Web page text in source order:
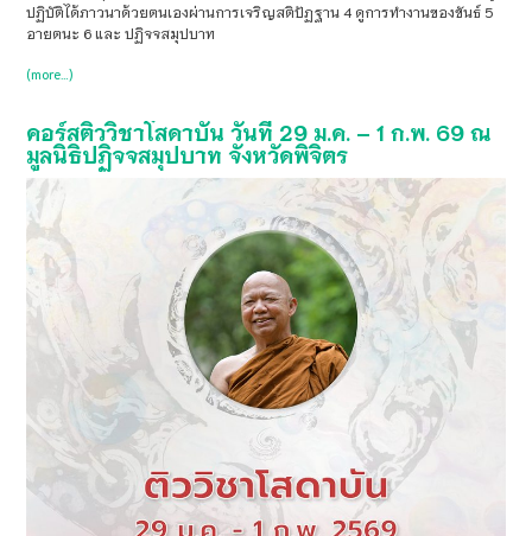
ปฏิบัติได้ภาวนาด้วยตนเองผ่านการเจริญสติปัฏฐาน 4 ดูการทำงานของขันธ์ 5
อายตนะ 6 และ ปฏิจจสมุปบาท
(more…)
คอร์สติววิชาโสดาบัน วันที่ 29 ม.ค. – 1 ก.พ. 69 ณ
มูลนิธิปฏิจจสมุปบาท จังหวัดพิจิตร